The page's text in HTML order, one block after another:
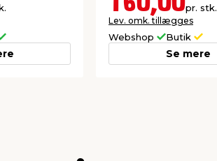
pr. stk.
Lev. omk. tillægges
Webshop Butik
Se mere